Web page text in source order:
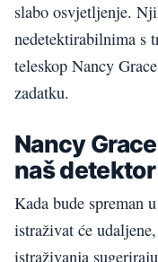
slabo osvjetljenje.
nedetektirabilnima s
teleskop Nancy
zadatku.
Nancy
naš
Kada bude spreman
istraživat će
istraživanja